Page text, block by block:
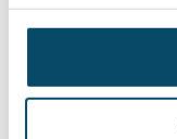
Loon volgens
klasse 1
Een